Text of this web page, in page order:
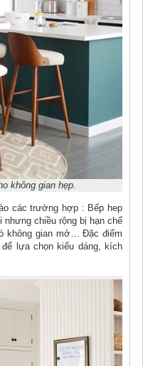
không gian hẹp.
các trường hợp : Bếp hep
chiều rộng bị hạn chế
không gian mở… Đặc điểm
để lựa chọn kiểu dáng, kích